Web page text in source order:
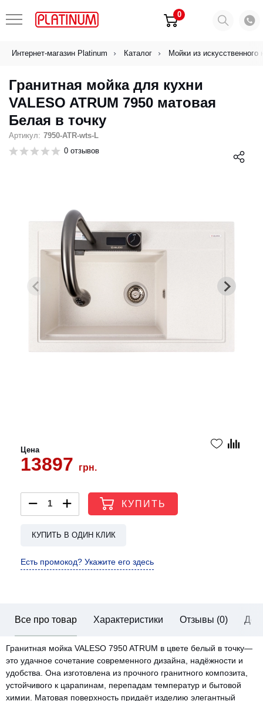
0
Интернет-магазин Platinum Каталог Мойки из искусственного
Гранитная мойка для кухни
VALESO ATRUM 7950 матовая
Белая в точку
Артикул: 7950-ATR-wts-L
0 отзывов
Цена
13897 грн.
КУПИТЬ
КУПИТЬ В ОДИН КЛИК
Есть промокод? Укажите его здесь
Все про товар Характеристики Отзывы (0)
Гранитная мойка VALESO 7950 ATRUM в цвете белый в точку—
это удачное сочетание современного дизайна, надёжности и
удобства. Она изготовлена из прочного гранитного композита,
устойчивого к царапинам, перепадам температур и бытовой
химии. Матовая поверхность придаёт изделию элегантный